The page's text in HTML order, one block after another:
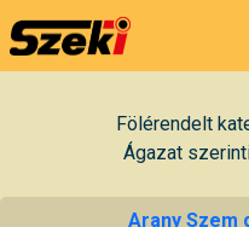
Fölérendelt
Ágazat
Arany Szem